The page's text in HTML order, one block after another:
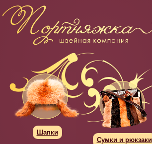
Шапки
Сумки и рюкзаки